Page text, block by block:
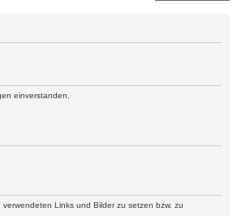
einverstanden.
Links und Bilder zu setzen bzw. zu